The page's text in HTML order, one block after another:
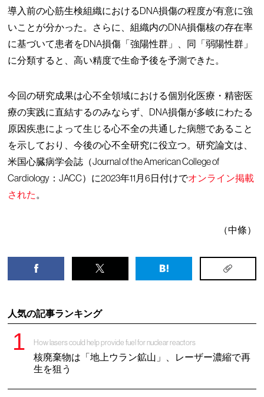
導入前の心筋生検組織におけるDNA損傷の程度が有意に強
いことが分かった。さらに、組織内のDNA損傷核の存在率
に基づいて患者をDNA損傷「強陽性群」、同「弱陽性群」
に分類すると、高い精度で生命予後を予測できた。
今回の研究成果は心不全領域における個別化医療・精密医
療の実践に直結するのみならず、DNA損傷が多岐にわたる
原因疾患によって生じる心不全の共通した病態であること
を示しており、今後の心不全研究に役立つ。研究論文は、
米国心臓病学会誌（Journal of the American College of
Cardiology：JACC）に2023年11月6日付けでオンライン掲載
された 。
（中條）
人気の記事ランキング
How lasers could help provide fuel for nuclear reactors
核廃棄物は「地上ウラン鉱山」、レーザー濃縮で再
生を狙う